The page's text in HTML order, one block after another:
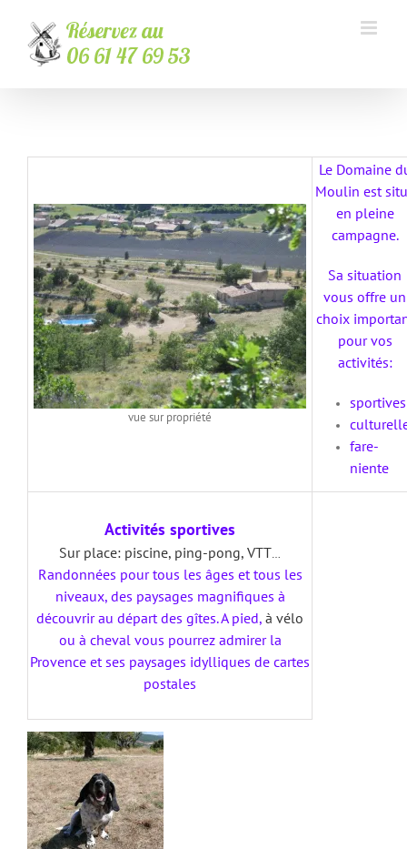
contenu
vue sur propriété
Le Domaine
Moulin est
en pleine
campagne.
Sa situation
vous offre un
choix
pour vos
activités:
sportives
fare-
niente
Activités sportives
Sur place: piscine, ping-pong, VTT…
Randonnées pour tous les âges et tous les
niveaux, des paysages magnifiques à
découvrir au départ des gîtes.A pied, à vélo
ou à cheval vous pourrez admirer la
Provence et ses paysages idylliques de cartes
postales